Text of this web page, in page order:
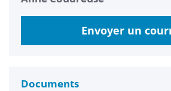
Envoyer un
Documents